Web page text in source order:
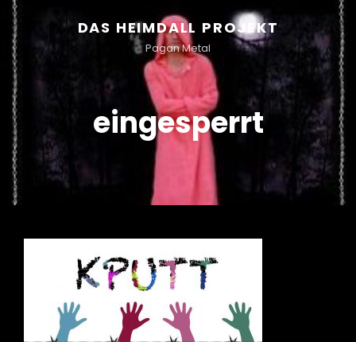
DAS HEIMDALL PROJEKT
Pagan Metal
eingesperrt